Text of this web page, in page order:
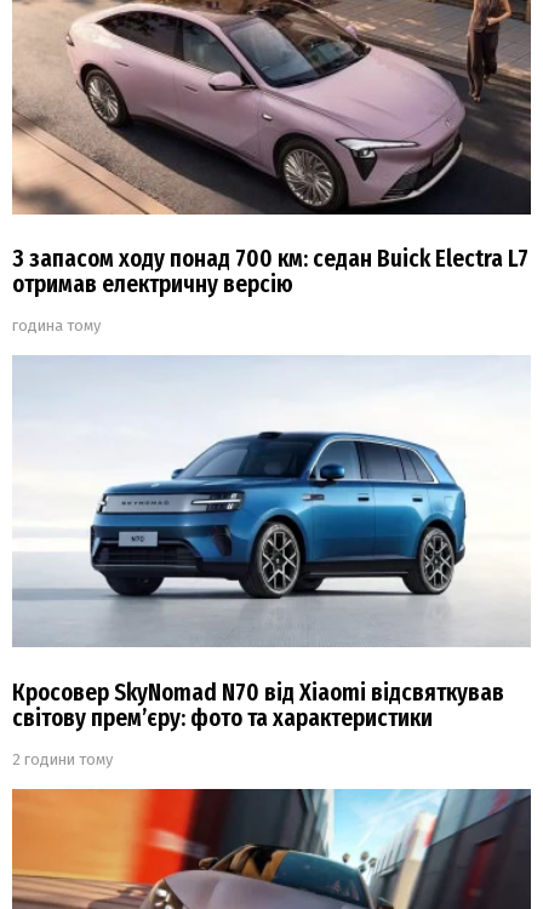
З запасом ходу понад 700 км: седан Buick Electra L7
отримав електричну версію
година тому
Кросовер SkyNomad N70 від Xiaomi відсвяткував
світову прем’єру: фото та характеристики
2 години тому